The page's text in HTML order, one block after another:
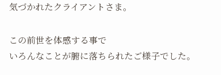
気づかれたクライアントさま。
この前世を体感する事で
いろんなことが腑に落ちられたご様子でした。